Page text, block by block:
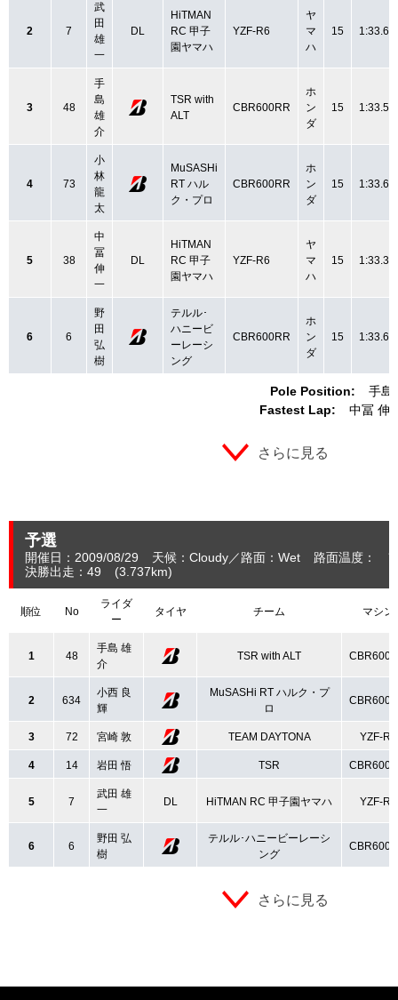
Pole Position:
手島
Fastest Lap:
中冨 伸
2 7
武
田
雄
一
DL
HiTMAN
RC 甲子
園ヤマハ
YZF-R6
ヤ
マ
ハ
15
3 48
手
島
雄
介
TSR with
ALT
CBR600RR
ホ
ン
ダ
15
4 73
小
林
龍
太
MuSASHi
RT ハル
ク・プロ
CBR600RR
ホ
ン
ダ
15
5 38
中
冨
伸
一
DL
HiTMAN
RC 甲子
園ヤマハ
YZF-R6
ヤ
マ
ハ
15
6 6
野
田
弘
樹
テルル･
ハニービ
ーレーシ
ング
CBR600RR
ホ
ン
ダ
15
さらに見る
予選
開催日：2009/08/29 天候：Cloudy 路面：Wet
路面温度：
決勝出走：49
(3.737km)
順位 No
ライダ
ー
タイヤ チーム マシン
1 48
手島 雄
介
TSR with ALT
2 634
小西 良
輝
MuSASHi RT ハルク・プ
ロ
3 72 宮崎 敦 TEAM DAYTONA YZF-R6
4 14 岩田 悟 TSR
5 7
武田 雄
一
DL HiTMAN RC 甲子園ヤマハ YZF-R6
6 6
野田 弘
樹
テルル･ハニービーレーシ
ング
さらに見る